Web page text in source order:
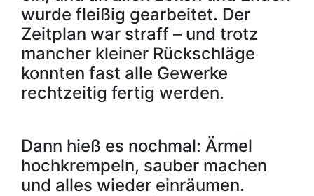
wurde fleißig gearbeitet. Der
Zeitplan war straff – und trotz
mancher kleiner Rückschläge
konnten fast alle Gewerke
rechtzeitig fertig werden.
Dann hieß es nochmal: Ärmel
hochkrempeln, sauber machen
und alles wieder einräumen.